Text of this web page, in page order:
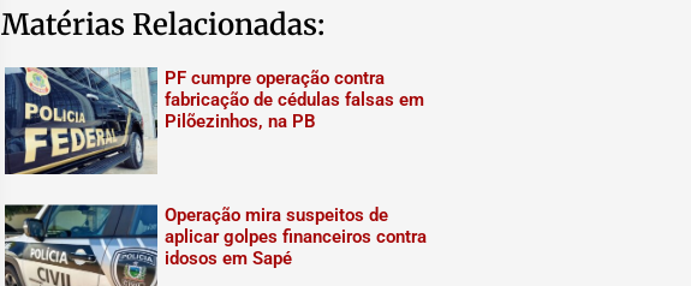
Matérias Relacionadas:
PF cumpre operação contra
fabricação de cédulas falsas em
Pilõezinhos, na PB
Operação mira suspeitos de
aplicar golpes financeiros contra
idosos em Sapé